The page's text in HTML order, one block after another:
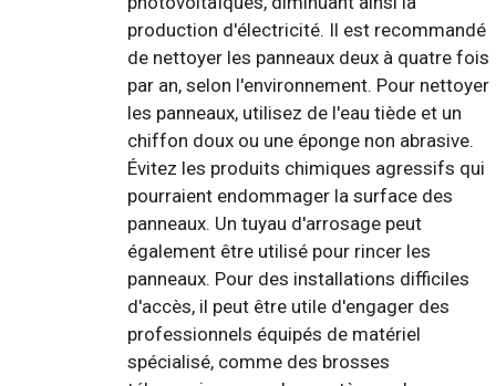
production d'électricité. Il est recommandé
de nettoyer les panneaux deux à quatre fois
par an, selon l'environnement. Pour nettoyer
les panneaux, utilisez de l'eau tiède et un
chiffon doux ou une éponge non abrasive.
Évitez les produits chimiques agressifs qui
pourraient endommager la surface des
panneaux. Un tuyau d'arrosage peut
également être utilisé pour rincer les
panneaux. Pour des installations difficiles
d'accès, il peut être utile d'engager des
professionnels équipés de matériel
spécialisé, comme des brosses